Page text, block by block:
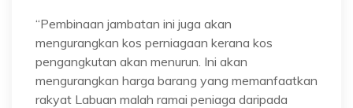
“Pembinaan jambatan ini juga akan
mengurangkan kos perniagaan kerana kos
pengangkutan akan menurun. Ini akan
mengurangkan harga barang yang memanfaatkan
rakyat Labuan malah ramai peniaga daripada